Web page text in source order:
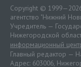
Copyright ©
агентство "Нижний
Учредитель —
Нижегородской
информационный
Главный редактор —
Адрес: 603006,